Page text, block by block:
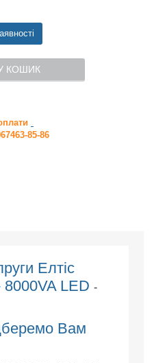
КОШИК
85-86
Елтіс
LED -
Вам